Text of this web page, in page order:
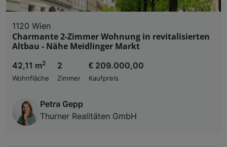
1120 Wien
Charmante 2-Zimmer Wohnung in revitalisierten
Altbau - Nähe Meidlinger Markt
42,11 m2
Wohnfläche
2
Zimmer
€ 209.000,00
Kaufpreis
Petra Gepp
Thurner Realitäten GmbH